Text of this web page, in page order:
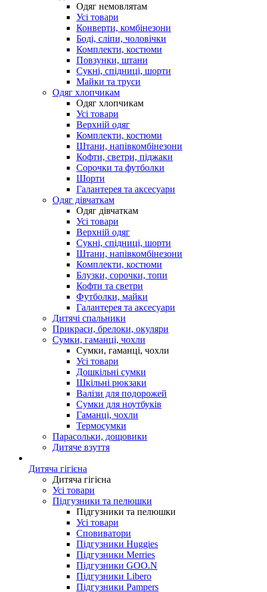
Одяг немовлятам
Усі товари
Конверти, комбінезони
Боді, сліпи, чоловічки
Комплекти, костюми
Повзунки, штани
Сукні, спідниці, шорти
Майки та труси
Одяг хлопчикам
Одяг хлопчикам
Усі товари
Верхній одяг
Комплекти, костюми
Штани, напівкомбінезони
Кофти, светри, піджаки
Сорочки та футболки
Шорти
Галантерея та аксесуари
Одяг дівчаткам
Одяг дівчаткам
Усі товари
Верхній одяг
Сукні, спідниці, шорти
Штани, напівкомбінезони
Комплекти, костюми
Блузки, сорочки, топи
Кофти та светри
Футболки, майки
Галантерея та аксесуари
Дитячі спальники
Прикраси, брелоки, окуляри
Сумки, гаманці, чохли
Сумки, гаманці, чохли
Усі товари
Дошкільні сумки
Шкільні рюкзаки
Валізи для подорожей
Сумки для ноутбуків
Гаманці, чохли
Термосумки
Парасольки, дощовики
Дитяче взуття
Дитяча гігієна
Дитяча гігієна
Усі товари
Підгузники та пелюшки
Підгузники та пелюшки
Усі товари
Сповиватори
Підгузники Huggies
Підгузники Merries
Підгузники GOO.N
Підгузники Libero
Підгузники Pampers